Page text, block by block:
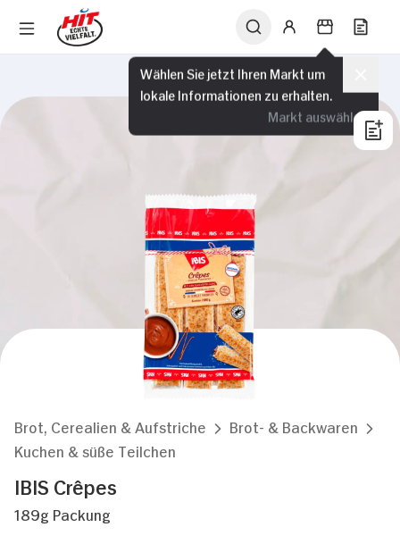
Wählen Sie jetzt Ihren Markt um
lokale Informationen zu erhalten.
Markt auswählen
Brot, Cerealien & Aufstriche
Brot- & Backwaren
Kuchen & süße Teilchen
IBIS Crêpes
189g Packung